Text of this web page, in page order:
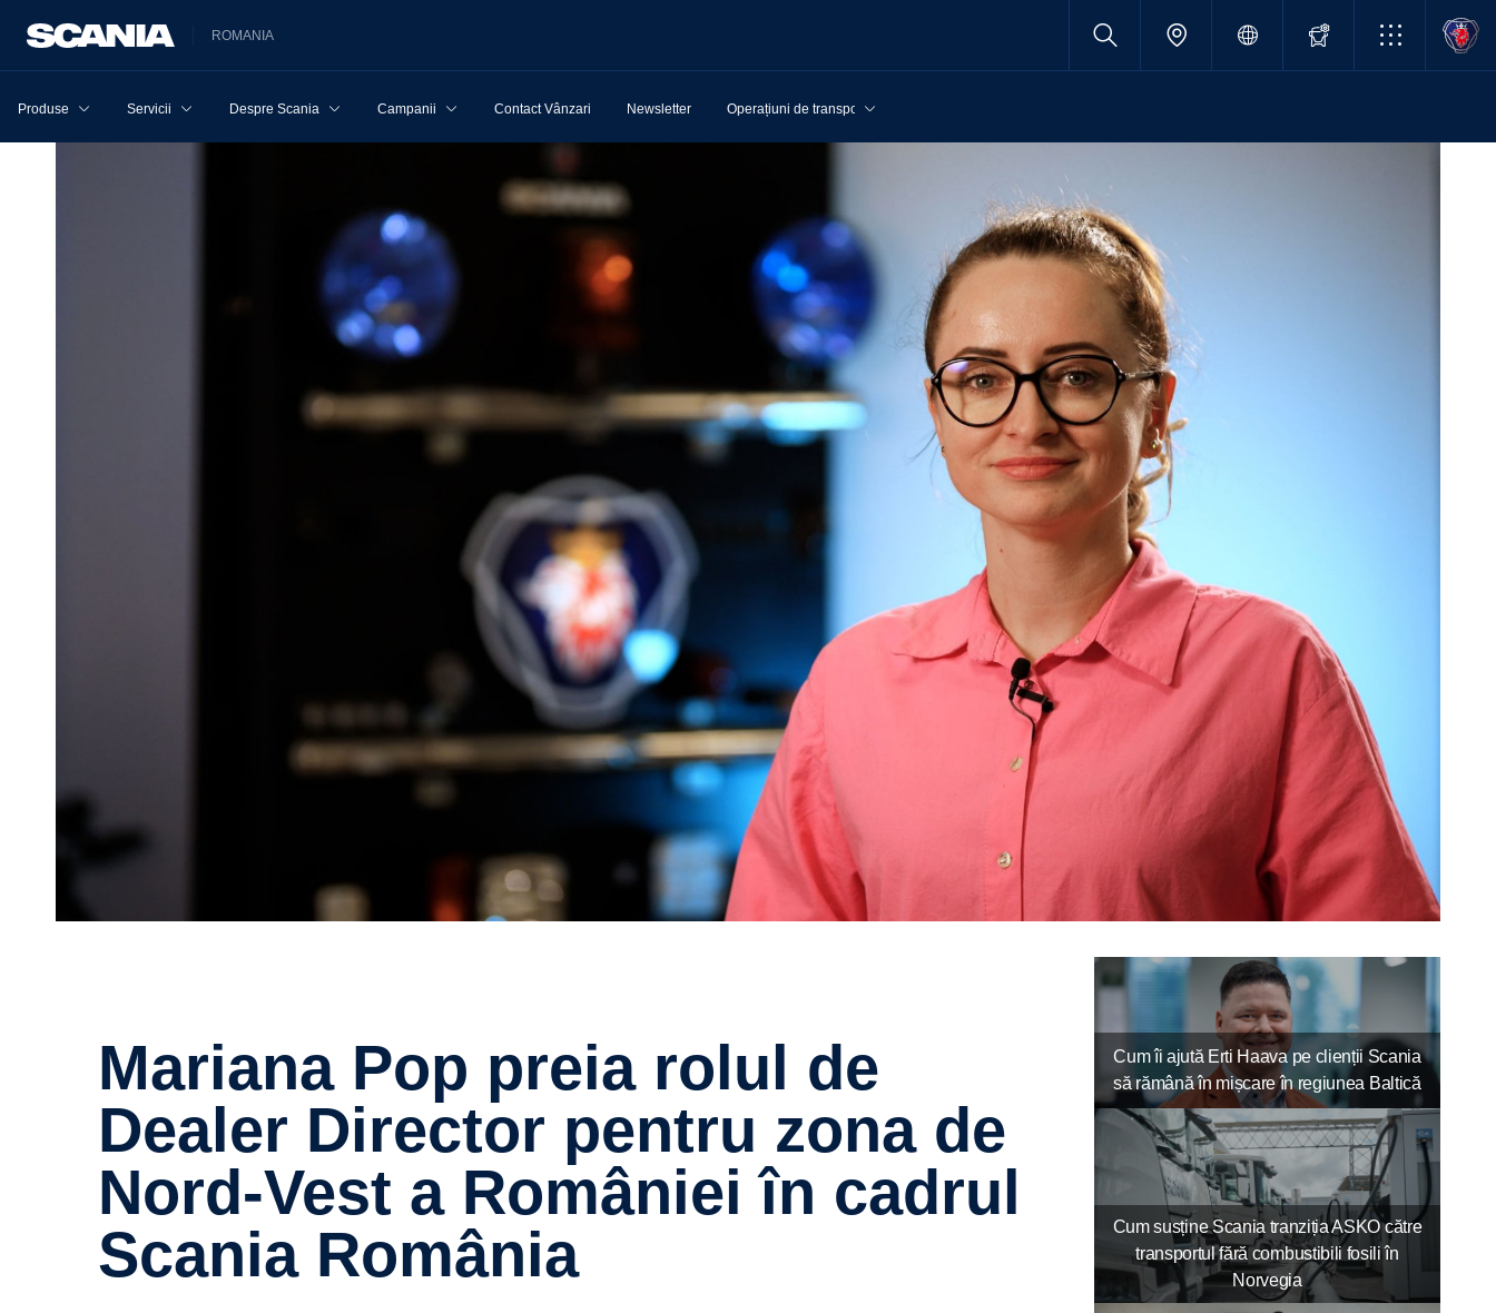
ROMANIA
Produse Servicii Despre Scania Campanii Contact Vânzari Newsletter Operațiuni de transport
Mariana Pop preia rolul de
Dealer Director pentru zona de
Nord-Vest a României în cadrul
Scania România
Cum îi ajută Erti Haava pe clienții Scania
să rămână în mișcare în regiunea Baltică
Cum susține Scania tranziția ASKO către
transportul fără combustibili fosili în
Norvegia